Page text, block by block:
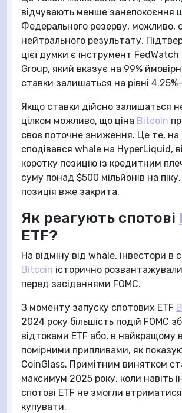
відчувають менше занепокоєння
Федерального резерву, можливо,
нейтрального результату.
цієї думки є інструмент FedWatch
Group, який вказує на 99%
ставки залишаться на рівні
Якщо ставки дійсно залишаться
цілком можливо, що ціна Bitcoin
своє поточне зниження. Це те,
сподівався whale на HyperLiquid,
коротку позицію із кредитним
суму понад $500 мільйонів на
позиція вже закрита.
Як реагують спотові
ETF?
На відміну від whale, інвестори в
Bitcoin історично
перед засіданнями FOMC.
З моменту запуску спотових ETF
2024 року більшість подій FOMC
відтоками ETF або, в найкращому
помірними припливами, як
CoinGlass. Примітним винятком
максимум 2025 року, коли навіть
спотові ETF не змогли
купувати.